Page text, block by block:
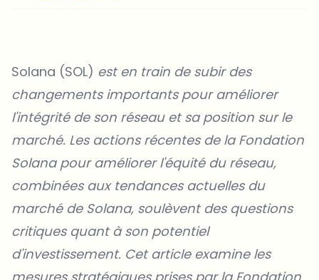
Solana (SOL) est en train de subir des
changements importants pour améliorer
l'intégrité de son réseau et sa position sur le
marché. Les actions récentes de la Fondation
Solana pour améliorer l'équité du réseau,
combinées aux tendances actuelles du
marché de Solana, soulèvent des questions
critiques quant à son potentiel
d'investissement. Cet article examine les